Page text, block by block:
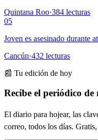
Quintana Roo·384 lecturas
05
Joven es asesinado durante
Cancún·432 lecturas
📰 Tu edición de hoy
Recibe el periódico
El diario para hojear, las
correo, todos los días.